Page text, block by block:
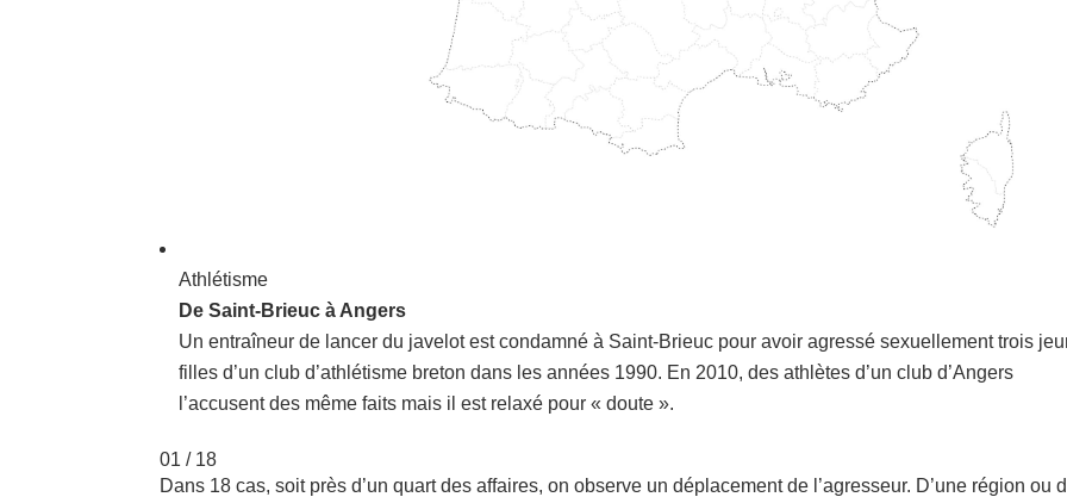
Athlétisme
De Saint-Brieuc à Angers
Un entraîneur de lancer du javelot est condamné à Saint-Brieuc pour avoir agressé sexuellement trois
filles d’un club d’athlétisme breton dans les années 1990. En 2010, des athlètes d’un club d’Angers
l’accusent des même faits mais il est relaxé pour « doute ».
01 / 18
Dans 18 cas, soit près d’un quart des affaires, on observe un déplacement de l’agresseur. D’une région ou